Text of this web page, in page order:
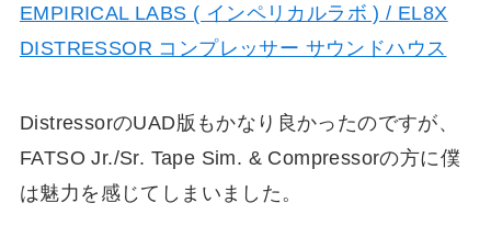
EMPIRICAL LABS ( インペリカルラボ ) / EL8X
DISTRESSOR コンプレッサー サウンドハウス
DistressorのUAD版もかなり良かったのですが、
FATSO Jr./Sr. Tape Sim. & Compressorの方に僕
は魅力を感じてしまいました。